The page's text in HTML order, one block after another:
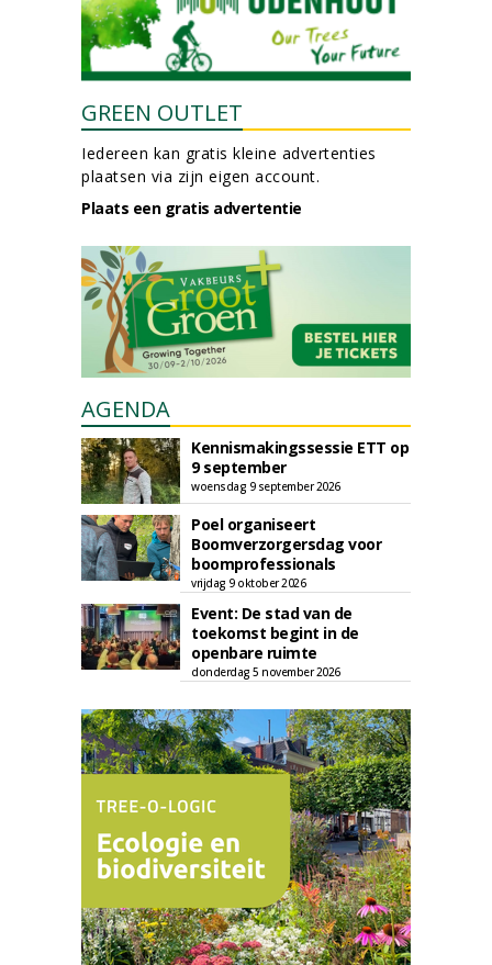
GREEN OUTLET
Iedereen kan gratis kleine advertenties
plaatsen via zijn eigen account.
Plaats een gratis advertentie
AGENDA
Kennismakingssessie ETT op
9 september
woensdag 9 september 2026
Poel organiseert
Boomverzorgersdag voor
boomprofessionals
vrijdag 9 oktober 2026
Event: De stad van de
toekomst begint in de
openbare ruimte
donderdag 5 november 2026